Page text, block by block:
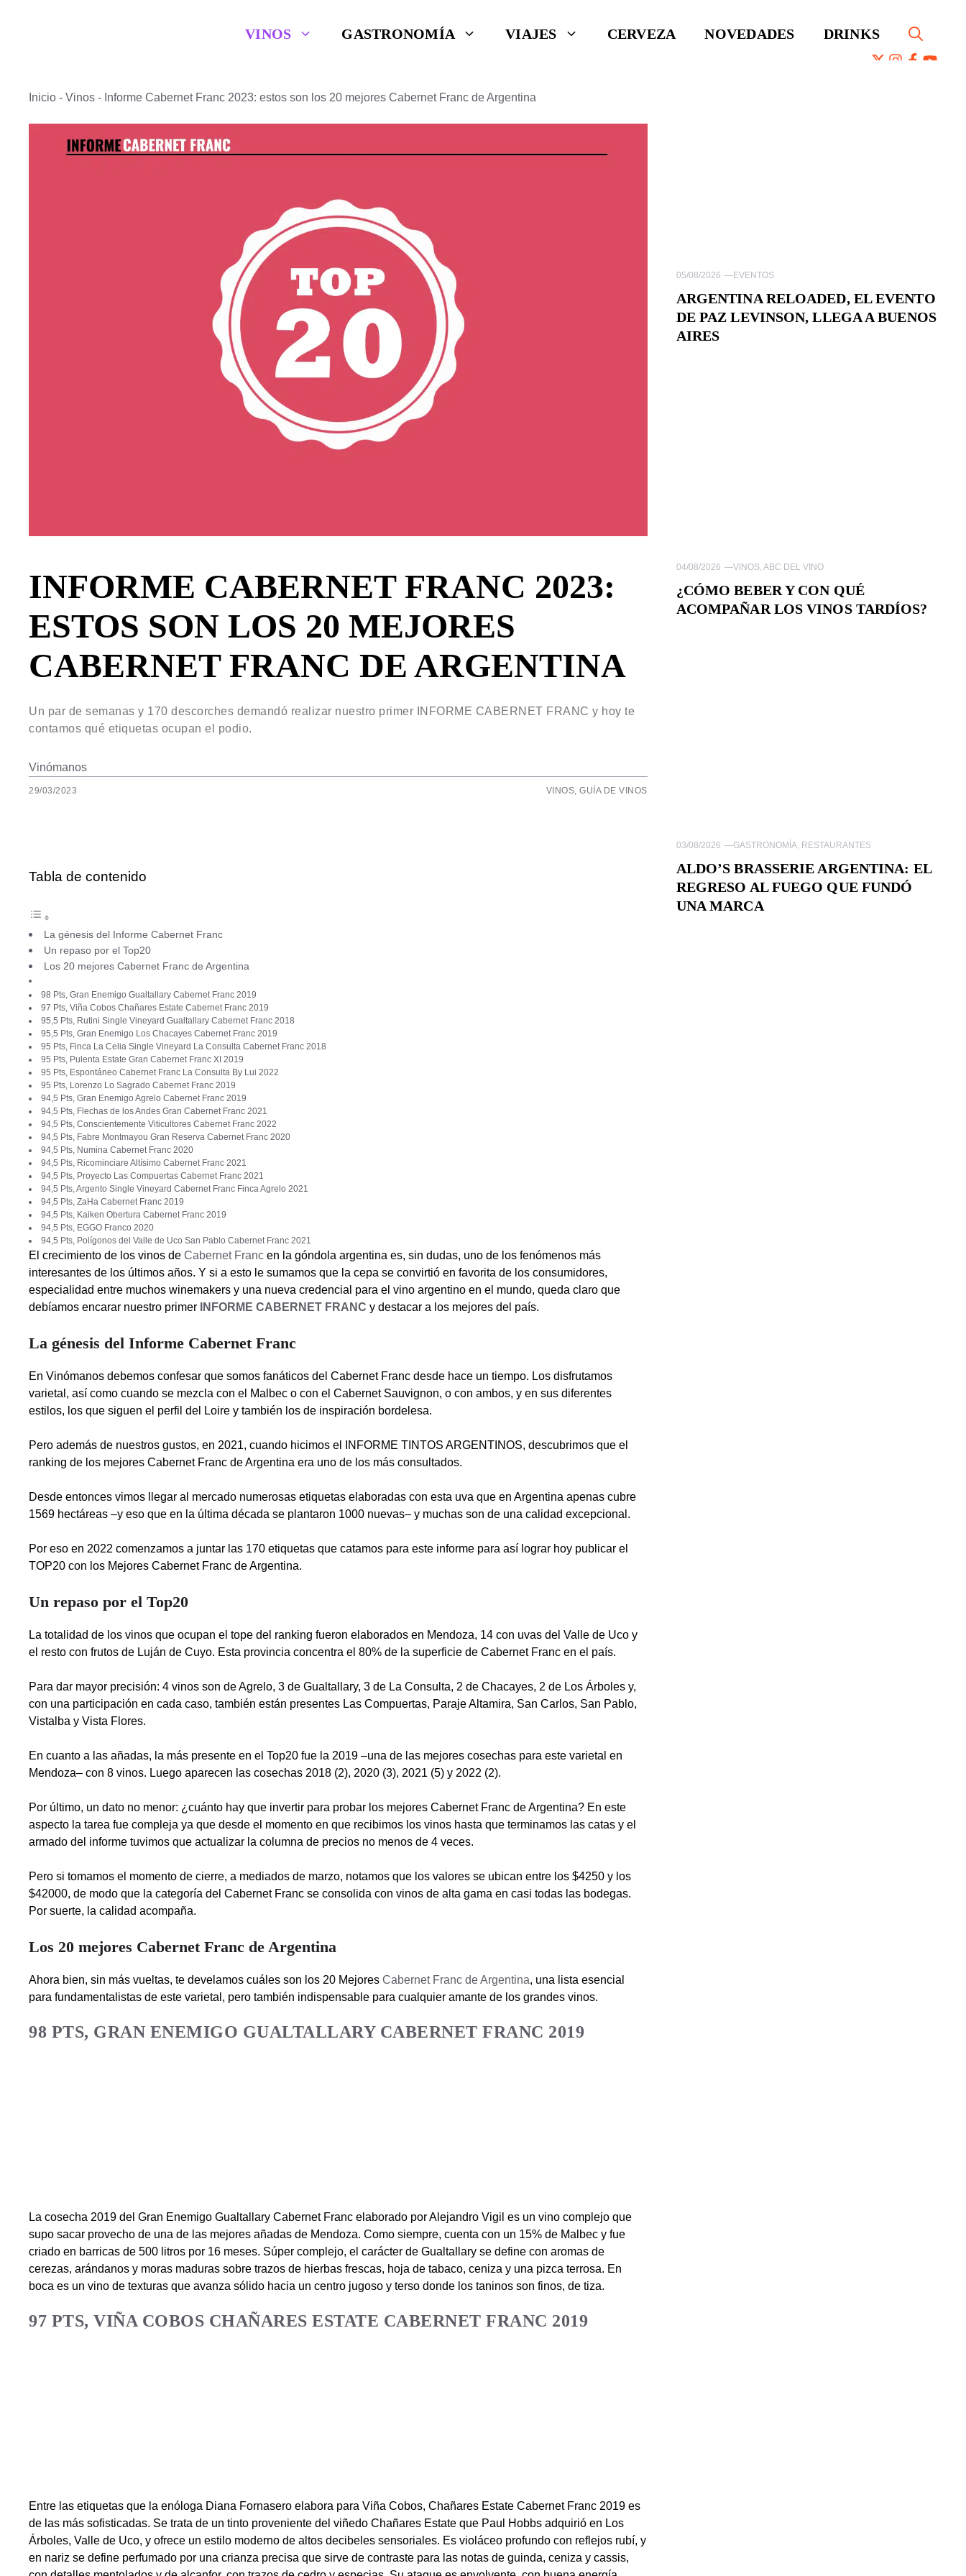
VINOS GASTRONOMÍA VIAJES CERVEZA NOVEDADES DRINKS
Inicio - Vinos - Informe Cabernet Franc 2023: estos son los 20 mejores Cabernet Franc de Argentina
INFORME CABERNET FRANC 2023:
ESTOS SON LOS 20 MEJORES
CABERNET FRANC DE ARGENTINA
Un par de semanas y 170 descorches demandó realizar nuestro primer INFORME CABERNET FRANC y hoy te
contamos qué etiquetas ocupan el podio.
Vinómanos
29/03/2023 VINOS ,GUÍA DE VINOS
Tabla de contenido
La génesis del Informe Cabernet Franc
Un repaso por el Top20
Los 20 mejores Cabernet Franc de Argentina
98 Pts, Gran Enemigo Gualtallary Cabernet Franc 2019
97 Pts, Viña Cobos Chañares Estate Cabernet Franc 2019
95,5 Pts, Rutini Single Vineyard Gualtallary Cabernet Franc 2018
95,5 Pts, Gran Enemigo Los Chacayes Cabernet Franc 2019
95 Pts, Finca La Celia Single Vineyard La Consulta Cabernet Franc 2018
95 Pts, Pulenta Estate Gran Cabernet Franc XI 2019
95 Pts, Espontáneo Cabernet Franc La Consulta By Lui 2022
95 Pts, Lorenzo Lo Sagrado Cabernet Franc 2019
94,5 Pts, Gran Enemigo Agrelo Cabernet Franc 2019
94,5 Pts, Flechas de los Andes Gran Cabernet Franc 2021
94,5 Pts, Conscientemente Viticultores Cabernet Franc 2022
94,5 Pts, Fabre Montmayou Gran Reserva Cabernet Franc 2020
94,5 Pts, Numina Cabernet Franc 2020
94,5 Pts, Ricominciare Altísimo Cabernet Franc 2021
94,5 Pts, Proyecto Las Compuertas Cabernet Franc 2021
94,5 Pts, Argento Single Vineyard Cabernet Franc Finca Agrelo 2021
94,5 Pts, ZaHa Cabernet Franc 2019
94,5 Pts, Kaiken Obertura Cabernet Franc 2019
94,5 Pts, EGGO Franco 2020
94,5 Pts, Polígonos del Valle de Uco San Pablo Cabernet Franc 2021
El crecimiento de los vinos de Cabernet Franc en la góndola argentina es, sin dudas, uno de los fenómenos más
interesantes de los últimos años. Y si a esto le sumamos que la cepa se convirtió en favorita de los consumidores,
especialidad entre muchos winemakers y una nueva credencial para el vino argentino en el mundo, queda claro que
debíamos encarar nuestro primer
INFORME CABERNET FRANC y destacar a los mejores del país.
La génesis del Informe Cabernet Franc
En Vinómanos debemos confesar que somos fanáticos del Cabernet Franc desde hace un tiempo. Los disfrutamos
varietal, así como cuando se mezcla con el Malbec o con el Cabernet Sauvignon, o con ambos, y en sus diferentes
estilos, los que siguen el perfil del Loire y también los de inspiración bordelesa.
Pero además de nuestros gustos, en 2021, cuando hicimos el INFORME TINTOS ARGENTINOS, descubrimos que el
ranking de los mejores Cabernet Franc de Argentina era uno de los más consultados.
Desde entonces vimos llegar al mercado numerosas etiquetas elaboradas con esta uva que en Argentina apenas cubre
1569 hectáreas –y eso que en la última década se plantaron 1000 nuevas– y muchas son de una calidad excepcional.
Por eso en 2022 comenzamos a juntar las 170 etiquetas que catamos para este informe para así lograr hoy publicar el
TOP20 con los Mejores Cabernet Franc de Argentina.
Un repaso por el Top20
La totalidad de los vinos que ocupan el tope del ranking fueron elaborados en Mendoza, 14 con uvas del Valle de Uco y
el resto con frutos de Luján de Cuyo. Esta provincia concentra el 80% de la superficie de Cabernet Franc en el país.
Para dar mayor precisión: 4 vinos son de Agrelo, 3 de Gualtallary, 3 de La Consulta, 2 de Chacayes, 2 de Los Árboles y,
con una participación en cada caso, también están presentes Las Compuertas, Paraje Altamira, San Carlos, San Pablo,
Vistalba y Vista Flores.
En cuanto a las añadas, la más presente en el Top20 fue la 2019 –una de las mejores cosechas para este varietal en
Mendoza– con 8 vinos. Luego aparecen las cosechas 2018 (2), 2020 (3), 2021 (5) y 2022 (2).
Por último, un dato no menor: ¿cuánto hay que invertir para probar los mejores Cabernet Franc de Argentina? En este
aspecto la tarea fue compleja ya que desde el momento en que recibimos los vinos hasta que terminamos las catas y el
armado del informe tuvimos que actualizar la columna de precios no menos de 4 veces.
Pero si tomamos el momento de cierre, a mediados de marzo, notamos que los valores se ubican entre los $4250 y los
$42000, de modo que la categoría del Cabernet Franc se consolida con vinos de alta gama en casi todas las bodegas.
Por suerte, la calidad acompaña.
Los 20 mejores Cabernet Franc de Argentina
Ahora bien, sin más vueltas, te develamos cuáles son los 20 Mejores Cabernet Franc de Argentina, una lista esencial
para fundamentalistas de este varietal, pero también indispensable para cualquier amante de los grandes vinos.
98 PTS, GRAN ENEMIGO GUALTALLARY CABERNET FRANC 2019
La cosecha 2019 del Gran Enemigo Gualtallary Cabernet Franc elaborado por Alejandro Vigil es un vino complejo que
supo sacar provecho de una de las mejores añadas de Mendoza. Como siempre, cuenta con un 15% de Malbec y fue
criado en barricas de 500 litros por 16 meses. Súper complejo, el carácter de Gualtallary se define con aromas de
cerezas, arándanos y moras maduras sobre trazos de hierbas frescas, hoja de tabaco, ceniza y una pizca terrosa. En
boca es un vino de texturas que avanza sólido hacia un centro jugoso y terso donde los taninos son finos, de tiza.
97 PTS, VIÑA COBOS CHAÑARES ESTATE CABERNET FRANC 2019
Entre las etiquetas que la enóloga Diana Fornasero elabora para Viña Cobos, Chañares Estate Cabernet Franc 2019 es
de las más sofisticadas. Se trata de un tinto proveniente del viñedo Chañares Estate que Paul Hobbs adquirió en Los
Árboles, Valle de Uco, y ofrece un estilo moderno de altos decibeles sensoriales. Es violáceo profundo con reflejos rubí, y
en nariz se define perfumado por una crianza precisa que sirve de contraste para las notas de guinda, ceniza y cassis,
05/08/2026 —EVENTOS
ARGENTINA RELOADED, EL EVENTO
DE PAZ LEVINSON, LLEGA A BUENOS
AIRES
04/08/2026 —VINOS, ABC DEL VINO
¿CÓMO BEBER Y CON QUÉ
ACOMPAÑAR LOS VINOS TARDÍOS?
03/08/2026 —GASTRONOMÍA, RESTAURANTES
ALDO’S BRASSERIE ARGENTINA: EL
REGRESO AL FUEGO QUE FUNDÓ
UNA MARCA